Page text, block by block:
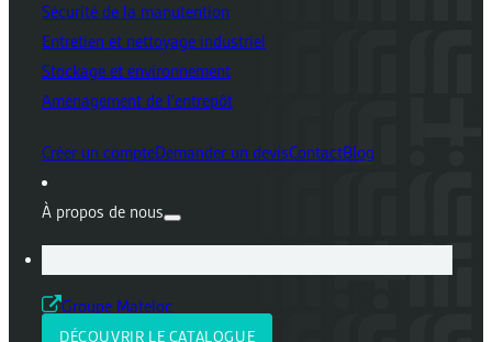
Sécurité de la manutention
Entretien et nettoyage industriel
Stockage et environnement
Aménagement de l'entrepôt
Créer un compteDemander un devisContactBlog
À propos de nous
Groupe Mateloc
DÉCOUVRIR LE CATALOGUE